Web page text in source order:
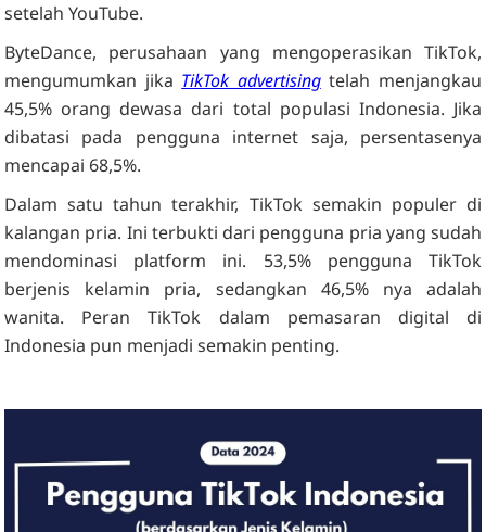
setelah YouTube.
ByteDance, perusahaan yang mengoperasikan TikTok,
mengumumkan jika TikTok advertisingtelah menjangkau
45,5% orang dewasa dari total populasi Indonesia. Jika
dibatasi pada pengguna internet saja, persentasenya
mencapai 68,5%.
Dalam satu tahun terakhir, TikTok semakin populer di
kalangan pria. Ini terbukti dari pengguna pria yang sudah
mendominasi platform ini. 53,5% pengguna TikTok
berjenis kelamin pria, sedangkan 46,5% nya adalah
wanita. Peran TikTok dalam pemasaran digital di
Indonesia pun menjadi semakin penting.